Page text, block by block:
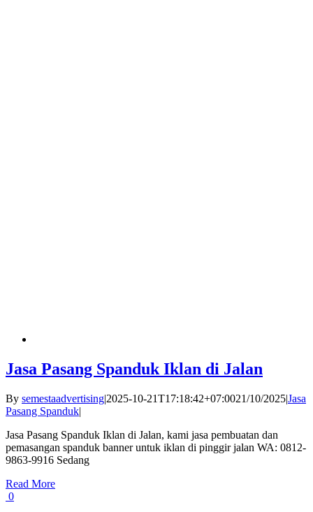
Jasa Pasang Spanduk Iklan di Jalan
By semestaadvertising|2025-10-21T17:18:42+07:0021/10/2025|Jasa
Pasang Spanduk|
Jasa Pasang Spanduk Iklan di Jalan, kami jasa pembuatan dan
pemasangan spanduk banner untuk iklan di pinggir jalan WA: 0812-
9863-9916 Sedang
Read More
0